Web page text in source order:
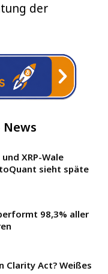
der
XRP-Wale
sieht späte
98,3% aller
Clarity Act? Weißes